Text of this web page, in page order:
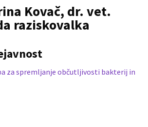
Kovač, dr. vet.
raziskovalka
za spremljanje občutljivosti bakterij in